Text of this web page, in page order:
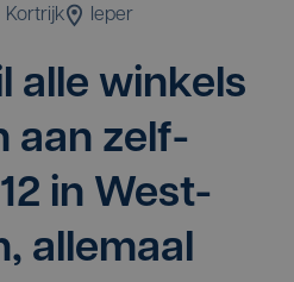
Kortrijk Ieper
alle win­kels
aan zelf­
12 in West-
alle­maal